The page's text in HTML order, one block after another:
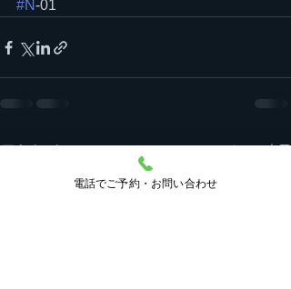
#N-01
すべて表示
電話でご予約・お問い合わせ